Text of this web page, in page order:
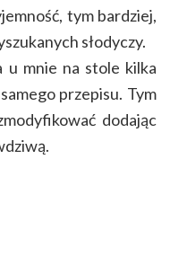
tym bardziej,
słodyczy.
u mnie na stole kilka
przepisu. Tym
dodając